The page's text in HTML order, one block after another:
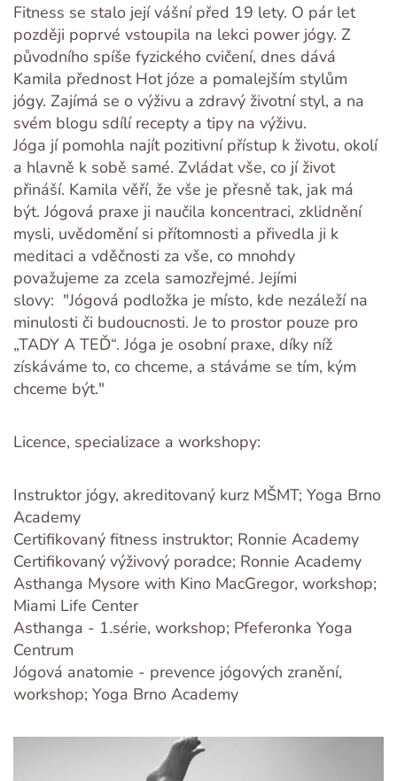
Fitness se stalo její vášní před 19 lety. O pár let
později poprvé vstoupila na lekci power jógy. Z
původního spíše fyzického cvičení, dnes dává
Kamila přednost Hot józe a pomalejším stylům
jógy. Zajímá se o výživu a zdravý životní styl, a na
svém blogu sdílí recepty a tipy na výživu.
Jóga jí pomohla najít pozitivní přístup k životu, okolí
a hlavně k sobě samé. Zvládat vše, co jí život
přináší. Kamila věří, že vše je přesně tak, jak má
být. Jógová praxe ji naučila koncentraci, zklidnění
mysli, uvědomění si přítomnosti a přivedla ji k
meditaci a vděčnosti za vše, co mnohdy
považujeme za zcela samozřejmé. Jejími
slovy: "Jógová podložka je místo, kde nezáleží na
minulosti či budoucnosti. Je to prostor pouze pro
„TADY A TEĎ“. Jóga je osobní praxe, díky níž
získáváme to, co chceme, a stáváme se tím, kým
chceme být."
Licence, specializace a workshopy:
Instruktor jógy, akreditovaný kurz MŠMT; Yoga Brno
Academy
Certifikovaný fitness instruktor; Ronnie Academy
Certifikovaný výživový poradce; Ronnie Academy
Asthanga Mysore with Kino MacGregor, workshop;
Miami Life Center
Asthanga - 1.série, workshop; Pfeferonka Yoga
Centrum
Jógová anatomie - prevence jógových zranění,
workshop; Yoga Brno Academy